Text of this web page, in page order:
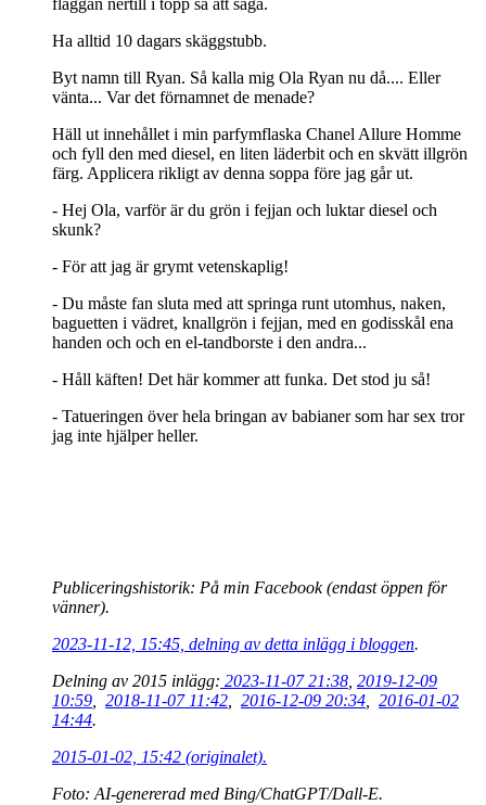
flaggan nertill i topp så att säga.
Ha alltid 10 dagars skäggstubb.
Byt namn till Ryan. Så kalla mig Ola Ryan nu då.... Eller
vänta... Var det förnamnet de menade?
Häll ut innehållet i min parfymflaska Chanel Allure Homme
och fyll den med diesel, en liten läderbit och en skvätt illgrön
färg. Applicera rikligt av denna soppa före jag går ut.
- Hej Ola, varför är du grön i fejjan och luktar diesel och
skunk?
- För att jag är grymt vetenskaplig!
- Du måste fan sluta med att springa runt utomhus, naken,
baguetten i vädret, knallgrön i fejjan, med en godisskål ena
handen och och en el-tandborste i den andra...
- Håll käften! Det här kommer att funka. Det stod ju så!
- Tatueringen över hela bringan av babianer som har sex tror
jag inte hjälper heller.
Publiceringshistorik: På min Facebook (endast öppen för
vänner).
2023-11-12, 15:45, delning av detta inlägg i bloggen.
Delning av 2015 inlägg: 2023-11-07 21:38 2019-12-09
10:59
2018-11-07 11:42 2016-12-09 20:34
2016-01-02
14:44.
2015-01-02, 15:42 (originalet).
Foto: AI-genererad med Bing/ChatGPT/Dall-E.